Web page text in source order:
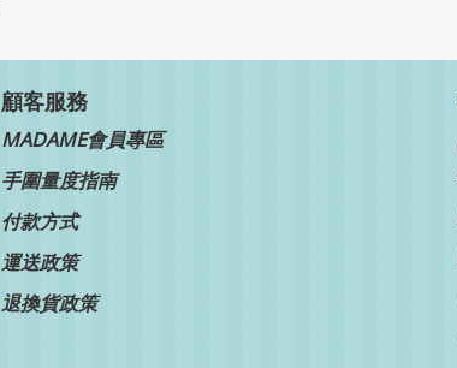
顧客服務
MADAME會員專區
手圍量度指南
付款方式
運送政策
退換貨政策